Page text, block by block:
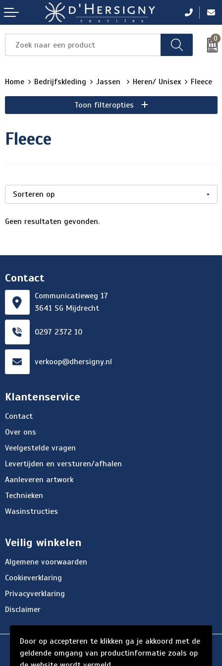
0
Home Bedrijfskleding Jassen Heren/ Unisex Fleece
Toon filteropties
Fleece
Geen resultaten gevonden.
Contact
Communicatieweg 17
3641 SG Mijdrecht
0297 2372 10
verkoop@dhersigny.nl
Klantenservice
Contact
Over ons
Veelgestelde vragen
Levertijden en versturen/afhalen
Aanleveren artwork
Technieken
Wasinstructies
Veilig winkelen
Algemene voorwaarden
Cookieverklaring
Privacyverklaring
Disclaimer
© Copyright d'Hersigny 2024
Door op accepteren te klikken ga je akkoord met de
geldende omgang van productinformatie zoals op